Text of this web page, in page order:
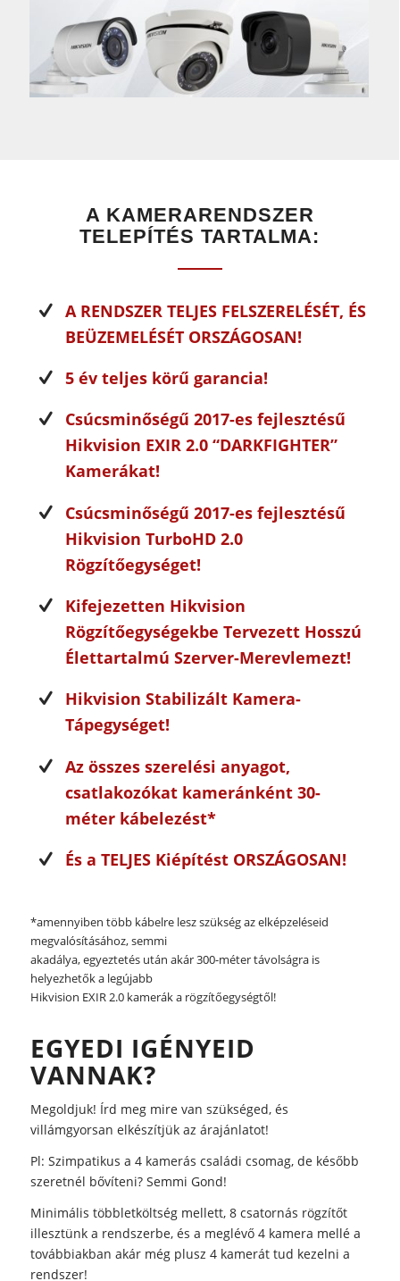
A KAMERARENDSZER
TELEPÍTÉS TARTALMA:
A RENDSZER TELJES FELSZERELÉSÉT, ÉS
BEÜZEMELÉSÉT ORSZÁGOSAN!
5 év teljes körű garancia!
Csúcsminőségű 2017-es fejlesztésű
Hikvision EXIR 2.0 “DARKFIGHTER”
Kamerákat!
Csúcsminőségű 2017-es fejlesztésű
Hikvision TurboHD 2.0
Rögzítőegységet!
Kifejezetten Hikvision
Rögzítőegységekbe Tervezett Hosszú
Élettartalmú Szerver-Merevlemezt!
Hikvision Stabilizált Kamera-
Tápegységet!
Az összes szerelési anyagot,
csatlakozókat kameránként 30-
méter kábelezést*
És a TELJES Kiépítést ORSZÁGOSAN!
*amennyiben több kábelre lesz szükség az elképzeléseid
megvalósításához, semmi
akadálya, egyeztetés után akár 300-méter távolságra is
helyezhetők a legújabb
Hikvision EXIR 2.0 kamerák a rögzítőegységtől!
EGYEDI IGÉNYEID
VANNAK?
Megoldjuk! Írd meg mire van szükséged, és
villámgyorsan elkészítjük az árajánlatot!
Pl: Szimpatikus a 4 kamerás családi csomag, de később
szeretnél bővíteni? Semmi Gond!
Minimális többletköltség mellett, 8 csatornás rögzítőt
illesztünk a rendszerbe, és a meglévő 4 kamera mellé a
továbbiakban akár még plusz 4 kamerát tud kezelni a
rendszer!